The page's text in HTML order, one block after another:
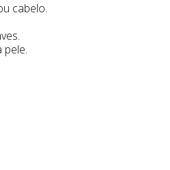
cabelo.